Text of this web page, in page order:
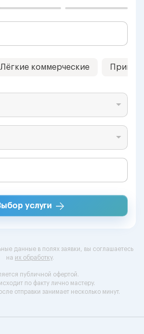
Лёгкие коммерческие
услуги
данные в полях заявки, вы соглашаетесь
на их обработку.
публичной офертой.
по факту лично мастеру.
отправки занимает несколько минут.